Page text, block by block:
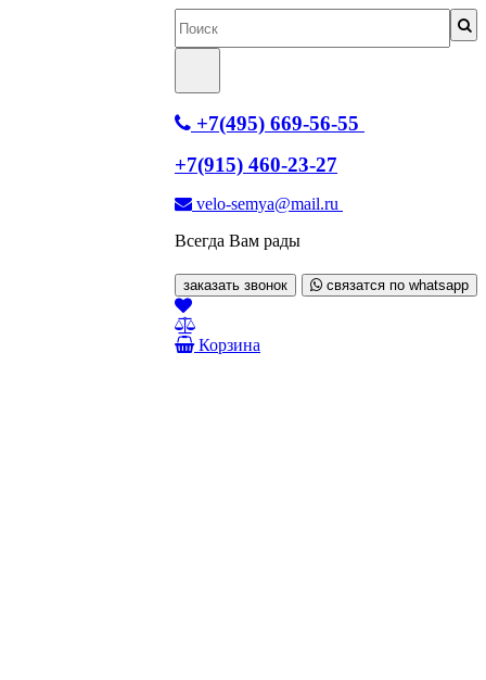
+7(495) 669-56-55
+7(915) 460-23-27
velo-semya@mail.ru
Всегда Вам рады
заказать звонок связатся по whatsapp
Корзина